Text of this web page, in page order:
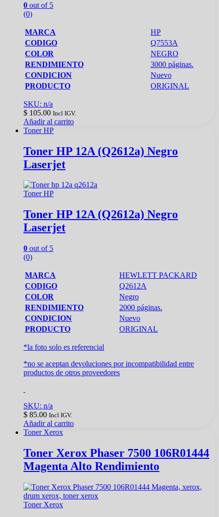
0 out of 5
(0)
MARCA
HP
CODIGO
Q7553A
COLOR
NEGRO
RENDIMIENTO
3000 páginas.
CONDICION
Nuevo
PRODUCTO
ORIGINAL
SKU: n/a
$ 105.00 Incl IGV.
Añadir al carrito
Toner HP
Toner HP 12A (Q2612a) Negro
Laserjet
Toner HP
Toner HP 12A (Q2612a) Negro
Laserjet
0 out of 5
(0)
MARCA
HEWLETT PACKARD
CODIGO
Q2612A
COLOR
Negro
RENDIMIENTO
2000 páginas.
CONDICION
Nuevo
PRODUCTO
ORIGINAL
*la foto solo es referencial
*no se aceptan devoluciones por incompatibilidad entre
productos de otros proveedores
SKU: n/a
$ 85.00 Incl IGV.
Añadir al carrito
Toner Xerox
Toner Xerox Phaser 7500 106R01444
Magenta Alto Rendimiento
Toner Xerox